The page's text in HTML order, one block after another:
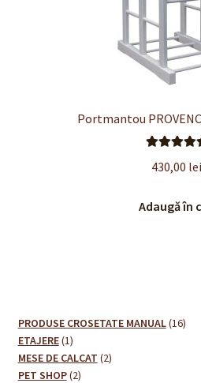
Portmantou
5.00
430,00 lei
Adaugă în
PRODUSE CROSETATE MANUAL 1616
ETAJERE 11
produs
MESE DE CALCAT 22
PET SHOP 22